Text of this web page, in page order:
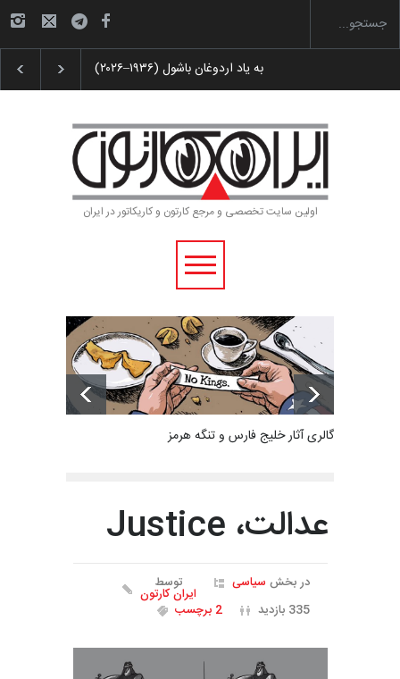
به یاد اردوغان باشول (۱۹۳۶–۲۰۲۶)
اولین سایت تخصصی و مرجع کارتون و کاریکاتور در ایران
گالری آثار خلیج فارس و تنگه هرمز
عدالت، Justice
در بخش سیاسی توسط
ایران کارتون
335 بازدید
2 برچسب